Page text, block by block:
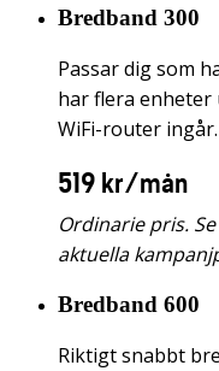
Bredband 300
Passar dig som
har flera
WiFi-router ingår.
519 kr/mån
Ordinarie pris.
aktuella
Bredband 600
Riktigt snabbt